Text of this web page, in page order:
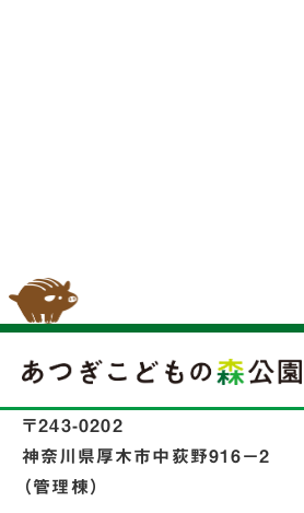
〒243-0202
神奈川県厚木市中荻野916−2
（管理棟）